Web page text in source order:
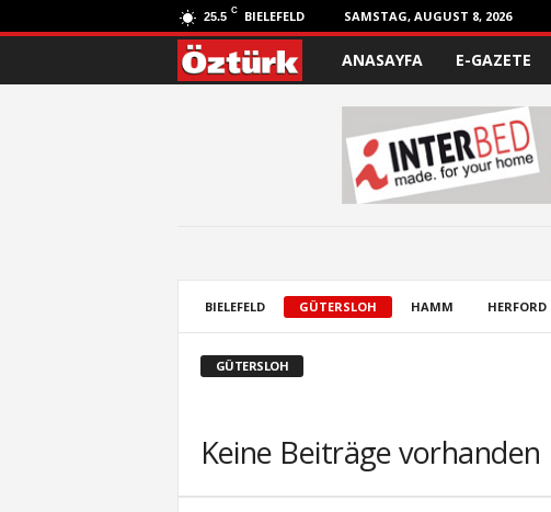
25.5 C BIELEFELD SAMSTAG, AUGUST 8, 2026
k
ANASAYFA E-GAZETE
BIELEFELD GÜTERSLOH HAMM HERFORD
GÜTERSLOH
Keine Beiträge vorhanden